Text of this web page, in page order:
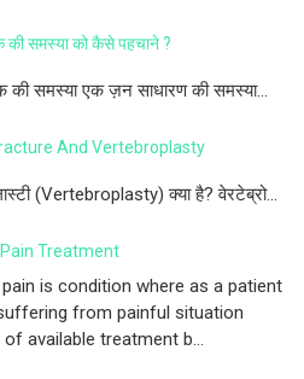
की समस्या को कैसे पहचाने ?
की समस्या एक ज़न साधारण की समस्या...
And Vertebroplasty
(Vertebroplasty) क्या है? वेरटेब्रो...
Treatment
is condition where as a patient
from painful situation
of available treatment b...